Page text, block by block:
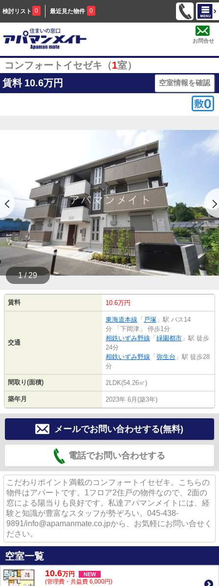
検討リスト 0 最近見た物件 0
お問合せ
コンフォートイセゼキ（1室）
賃料 10.6万円 空室情報を確認
1 / 29
賃料 10.6万円
交通
東海道本線 「 戸塚 」駅 バス14
分 「下岡津」 停歩1分
相鉄いずみ野線 「 緑園都市 」駅 徒歩
24分
相鉄いずみ野線 「 弥生台 」駅 徒歩28
分
間取り(面積) 2LDK(54.26㎡)
築年月 2023年 6月(築3年)
メールでお問い合わせする(無料)
電話でお問い合わせする
こだわりポイント満載のコンフォートイセゼキ。こちらの
物件はアパートです。1フロア2住戸の物件なので、2面の
窓による陽当りも良好です。私達アパマンメイトには、経
験と知識が豊富なスタッフが勢ぞろい。045-438-
9891/info@apamanmate.co.jpから、お気軽にお問い合せく
ださい。
空室一覧
10.6万円 NEW
(管理費・共益費 6,000円)